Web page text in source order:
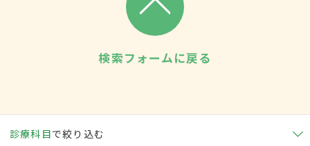
検索フォームに戻る
診療科目で絞り込む